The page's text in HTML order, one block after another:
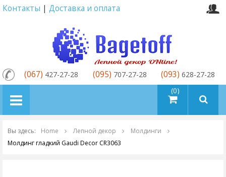
Контакты | Доставка и оплата
товаров (0)
(067) 427-27-28 (095) 707-27-28 (093) 628-27-28
Вы здесь: Home Лепной декор
Молдинги
Молдинг гладкий Gaudi Decor CR3063